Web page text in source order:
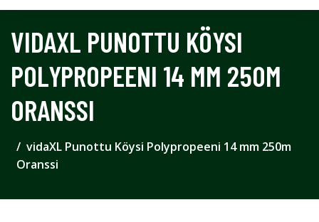
VIDAXL PUNOTTU KÖYSI
POLYPROPEENI 14 MM 250M
ORANSSI
vidaXL Punottu Köysi Polypropeeni 14 mm 250m
Oranssi